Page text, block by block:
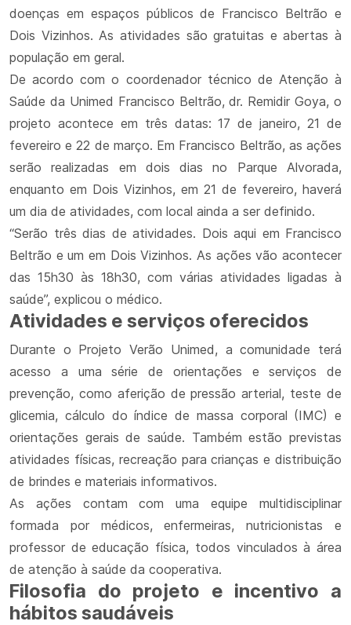
doenças em espaços públicos de Francisco Beltrão e
Dois Vizinhos. As atividades são gratuitas e abertas à
população em geral.
De acordo com o coordenador técnico de Atenção à
Saúde da Unimed Francisco Beltrão, dr. Remidir Goya, o
projeto acontece em três datas: 17 de janeiro, 21 de
fevereiro e 22 de março. Em Francisco Beltrão, as ações
serão realizadas em dois dias no Parque Alvorada,
enquanto em Dois Vizinhos, em 21 de fevereiro, haverá
um dia de atividades, com local ainda a ser definido.
“Serão três dias de atividades. Dois aqui em Francisco
Beltrão e um em Dois Vizinhos. As ações vão acontecer
das 15h30 às 18h30, com várias atividades ligadas à
saúde”, explicou o médico.
Atividades e serviços oferecidos
Durante o Projeto Verão Unimed, a comunidade terá
acesso a uma série de orientações e serviços de
prevenção, como aferição de pressão arterial, teste de
glicemia, cálculo do índice de massa corporal (IMC) e
orientações gerais de saúde. Também estão previstas
atividades físicas, recreação para crianças e distribuição
de brindes e materiais informativos.
As ações contam com uma equipe multidisciplinar
formada por médicos, enfermeiras, nutricionistas e
professor de educação física, todos vinculados à área
de atenção à saúde da cooperativa.
Filosofia do projeto e incentivo a
hábitos saudáveis